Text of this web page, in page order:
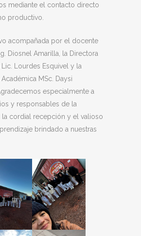
mediante el contacto directo
productivo.
acompañada por el docente
Diosnel Amarilla, la Directora
Lic. Lourdes Esquivel y la
MSc. Daysi
especialmente a
y responsables de la
cordial recepción y el valioso
brindado a nuestras